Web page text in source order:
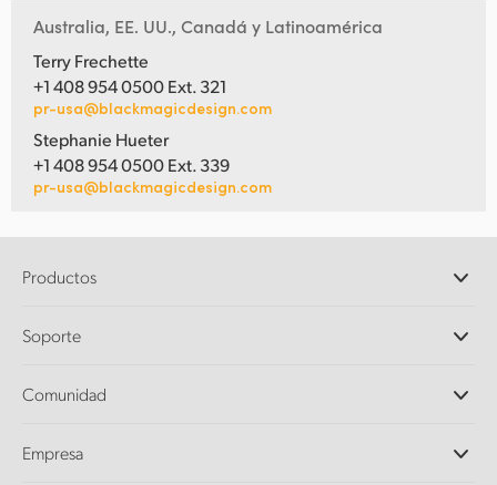
Australia, EE. UU., Canadá y Latinoamérica
Terry Frechette
+1 408 954 0500 Ext. 321
pr-usa@blackmagicdesign.com
Stephanie Hueter
+1 408 954 0500 Ext. 339
pr-usa@blackmagicdesign.com
Productos
DaVinci Resolve y Fusion
Ultimatte
Captura y reproducción
Soporte
Centro de soporte técnico
Comunidad
Empresa